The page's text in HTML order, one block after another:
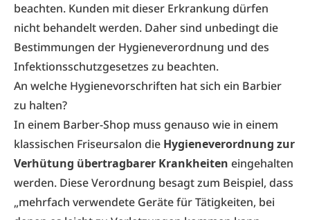
beachten. Kunden mit dieser Erkrankung dürfen
nicht behandelt werden. Daher sind unbedingt die
Bestimmungen der Hygieneverordnung und des
Infektionsschutzgesetzes zu beachten.
An welche Hygienevorschriften hat sich ein Barbier
zu halten?
In einem Barber-Shop muss genauso wie in einem
klassischen Friseursalon die Hygiene­verordnung zur
Verhütung übertragbarer Krankheiten eingehalten
werden. Diese Verordnung besagt zum Beispiel, dass
„mehrfach verwendete Geräte für Tätigkeiten, bei